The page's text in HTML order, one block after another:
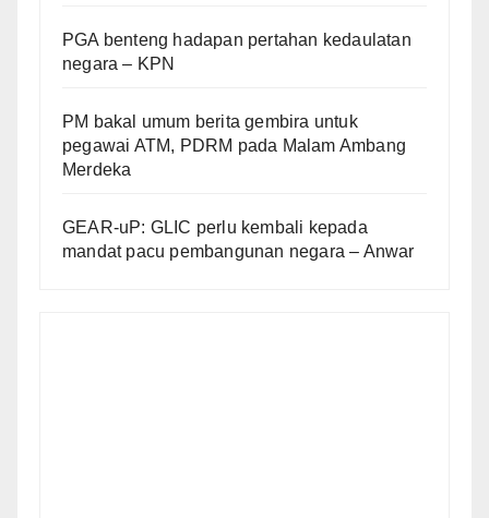
PGA benteng hadapan pertahan kedaulatan
negara – KPN
PM bakal umum berita gembira untuk
pegawai ATM, PDRM pada Malam Ambang
Merdeka
GEAR-uP: GLIC perlu kembali kepada
mandat pacu pembangunan negara – Anwar